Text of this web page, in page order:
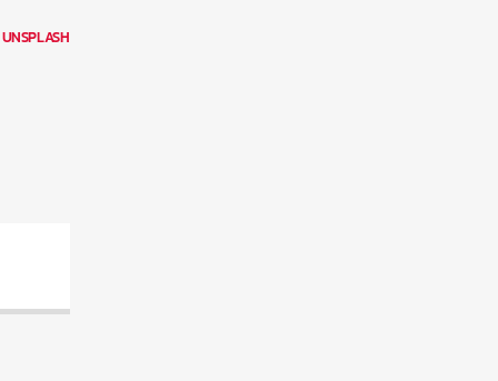
UNSPLASH